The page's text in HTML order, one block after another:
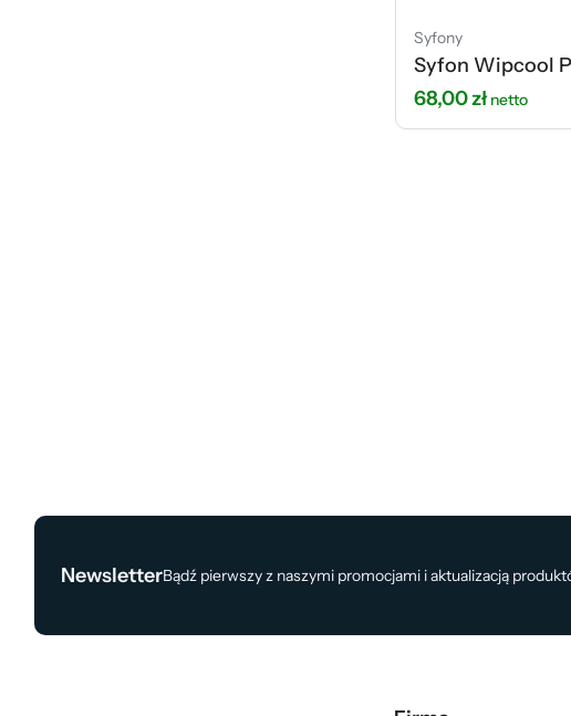
Syfony
Syfon Wipcool
68,00złnetto
NewsletterBądź pierwszy z naszymi promocjami i aktualizacją